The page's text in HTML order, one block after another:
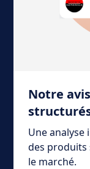
Notre
Une
des
le marché.